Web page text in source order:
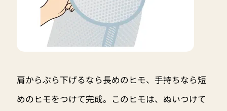
肩からぶら下げるなら長めのヒモ、手持ちなら短
めのヒモをつけて完成。このヒモは、ぬいつけて